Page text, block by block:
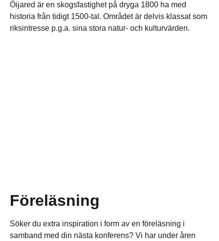
Öijared är en skogsfastighet på dryga 1800 ha med
historia från tidigt 1500-tal. Området är delvis klassat som
riksintresse p.g.a. sina stora natur- och kulturvärden.
Föreläsning
Söker du extra inspiration i form av en föreläsning i
samband med din nästa konferens? Vi har under åren